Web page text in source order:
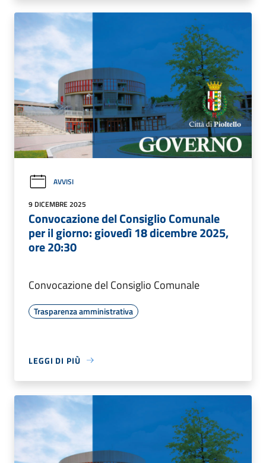
AVVISI
9 DICEMBRE 2025
Convocazione del Consiglio Comunale
per il giorno: giovedì 18 dicembre 2025,
ore 20:30
Convocazione del Consiglio Comunale
Trasparenza amministrativa
LEGGI DI PIÙ